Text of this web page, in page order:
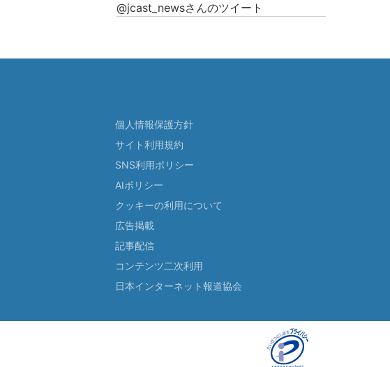
@jcast_newsさんのツイート
個人情報保護方針
サイト利用規約
SNS利用ポリシー
AIポリシー
クッキーの利用について
広告掲載
記事配信
コンテンツ二次利用
日本インターネット報道協会